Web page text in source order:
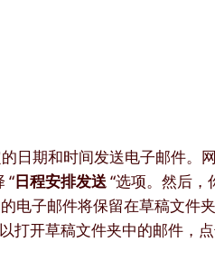
日期和时间发送电子邮件。
“日程安排发送“选项。然后，
电子邮件将保留在草稿文件
打开草稿文件夹中的邮件，